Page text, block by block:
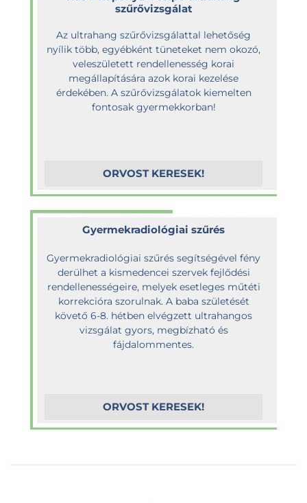
szűrővizsgálat
Az ultrahang szűrővizsgálattal lehetőség
nyílik több, egyébként tüneteket nem okozó,
veleszületett rendellenesség korai
megállapítására azok korai kezelése
érdekében. A szűrővizsgálatok kiemelten
fontosak gyermekkorban!
ORVOST KERESEK!
Gyermekradiológiai szűrés
Gyermekradiológiai szűrés segítségével fény
derülhet a kismedencei szervek fejlődési
rendellenességeire, melyek esetleges műtéti
korrekcióra szorulnak. A baba születését
követő 6-8. hétben elvégzett ultrahangos
vizsgálat gyors, megbízható és
fájdalommentes.
ORVOST KERESEK!